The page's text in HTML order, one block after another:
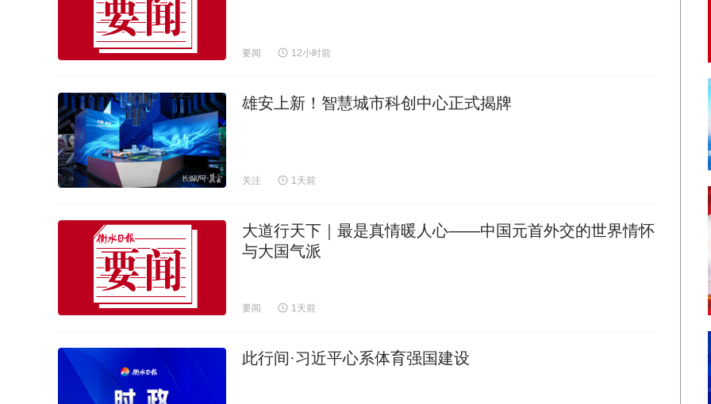
要闻 12小时前
雄安上新！智慧城市科创中心正式揭牌
关注 1天前
大道行天下｜最是真情暖人心——中国元首外交的世界情怀
与大国气派
要闻 1天前
此行间·习近平心系体育强国建设